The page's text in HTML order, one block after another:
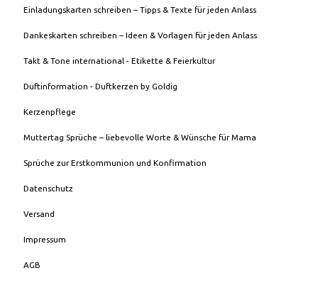
Einladungskarten schreiben – Tipps & Texte für jeden Anlass
Dankeskarten schreiben – Ideen & Vorlagen für jeden Anlass
Takt & Tone international - Etikette & Feierkultur
Duftinformation - Duftkerzen by Goldig
Kerzenpflege
Muttertag Sprüche – liebevolle Worte & Wünsche für Mama
Sprüche zur Erstkommunion und Konfirmation
Datenschutz
Versand
Impressum
AGB